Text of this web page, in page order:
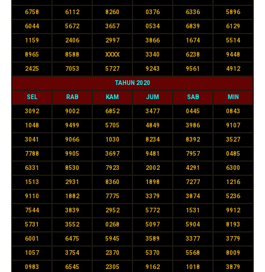
6758 6112 8260 0376 6336 5896
6044 5672 3657 0534 6839 6129
1159 2406 2997 3866 1674 5514
8965 8588 XXXX 3340 6238 9448
2425 7053 5727 9243 9561 4912
TAHUN 2020
SEL RAB KAM JUM SAB MIN
3092 9002 6852 3477 0445 0843
1048 9499 5705 4849 3986 9107
3041 9066 1030 8234 8392 3527
7788 9905 3697 9481 7957 0485
6331 8530 7923 2002 4291 6300
1513 2931 8360 1898 7277 1216
9110 1882 7775 3379 3874 5236
7544 3839 2952 5772 1531 9912
5731 3552 0268 5097 5904 8193
6001 6475 5945 3589 3377 3779
1057 3754 2370 5370 5568 8009
0983 6545 2305 9162 1018 3879